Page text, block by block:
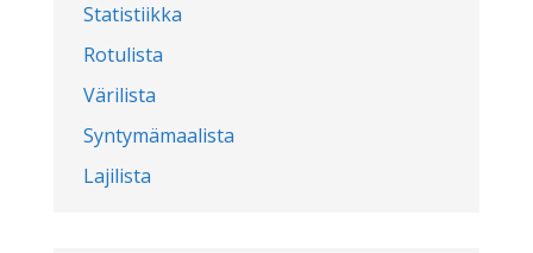
Statistiikka
Rotulista
Värilista
Syntymämaalista
Lajilista